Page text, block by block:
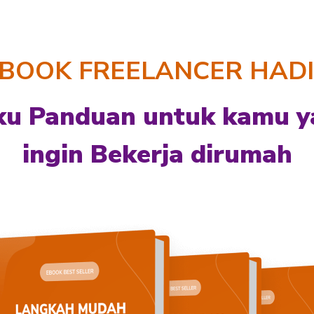
FREELANCER
Panduan untuk kamu
ingin Bekerja dirumah